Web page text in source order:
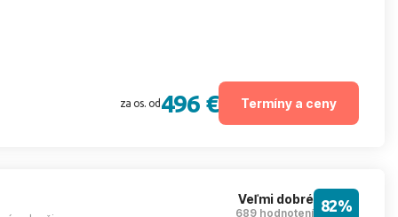
za os. od 496 € Termíny a ceny
Veľmi dobré
689 hodnotení 82%